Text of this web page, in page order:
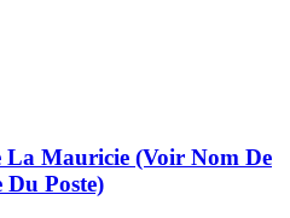
Mauricie (Voir Nom De
Poste)